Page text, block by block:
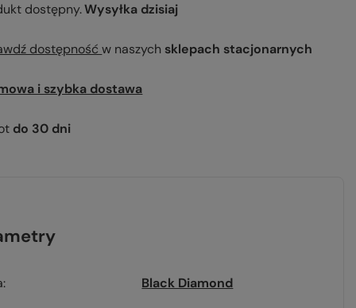
dostępny Wysyłka dzisiaj
dostępnośćw naszych sklepach stacjonarnych
i szybka dostawa
do 30 dni
Black Diamond